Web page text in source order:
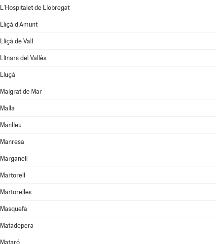
L'Hospitalet de Llobregat
Lliçà d'Amunt
Lliçà de Vall
Llinars del Vallès
Lluçà
Malgrat de Mar
Malla
Manlleu
Manresa
Marganell
Martorell
Martorelles
Masquefa
Matadepera
Mataró